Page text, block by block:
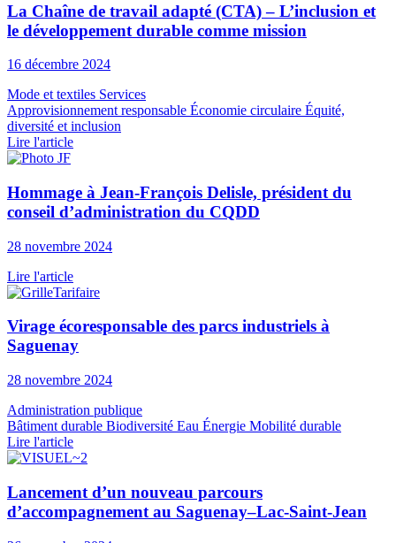
La Chaîne de travail adapté (CTA) – L’inclusion et
le développement durable comme mission
16 décembre 2024
Mode et textiles Services
Approvisionnement responsable Économie circulaire Équité,
diversité et inclusion
Lire l'article
Hommage à Jean-François Delisle, président du
conseil d’administration du CQDD
28 novembre 2024
Lire l'article
Virage écoresponsable des parcs industriels à
Saguenay
28 novembre 2024
Administration publique
Bâtiment durable Biodiversité Eau Énergie Mobilité durable
Lire l'article
Lancement d’un nouveau parcours
d’accompagnement au Saguenay–Lac-Saint-Jean